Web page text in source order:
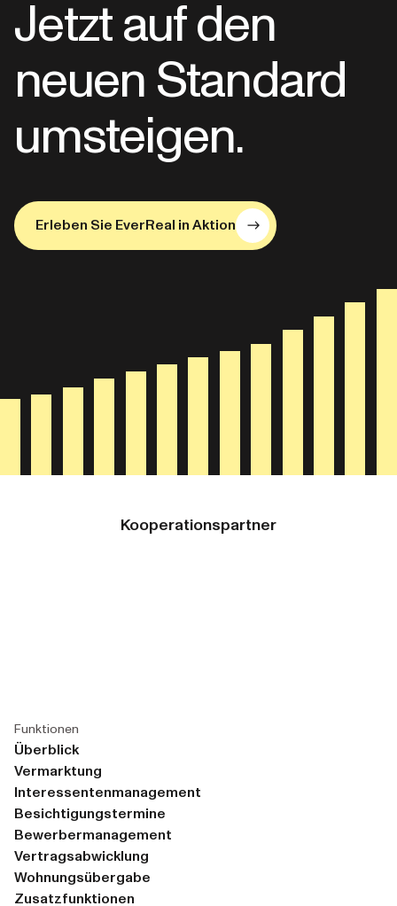
Jetzt auf den
neuen Standard
umsteigen.
Erleben Sie EverReal in Aktion
Kooperationspartner
Funktionen
Überblick
Vermarktung
Interessentenmanagement
Besichtigungstermine
Bewerbermanagement
Vertragsabwicklung
Wohnungsübergabe
Zusatzfunktionen